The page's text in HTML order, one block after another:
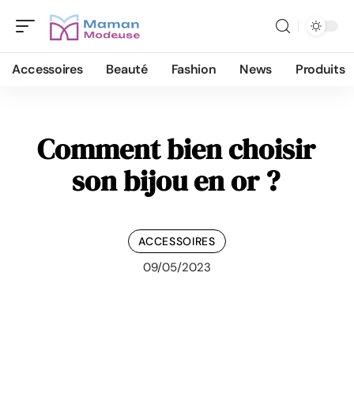
Accessoires Beauté Fashion News Produits
Comment bien choisir
son bijou en or ?
ACCESSOIRES
09/05/2023